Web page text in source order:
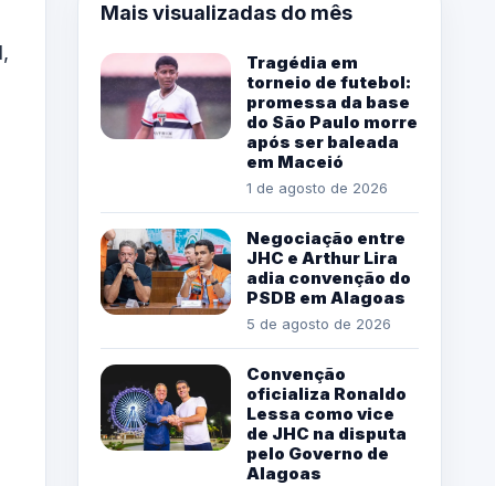
Mais visualizadas do mês
Tragédia em
torneio de futebol:
promessa da base
do São Paulo morre
após ser baleada
em Maceió
1 de agosto de 2026
Negociação entre
JHC e Arthur Lira
adia convenção do
PSDB em Alagoas
5 de agosto de 2026
Convenção
oficializa Ronaldo
Lessa como vice
de JHC na disputa
pelo Governo de
Alagoas